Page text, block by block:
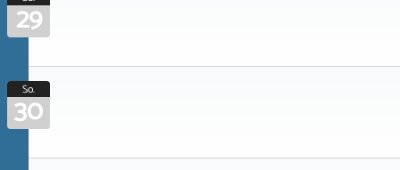
29
So.
30